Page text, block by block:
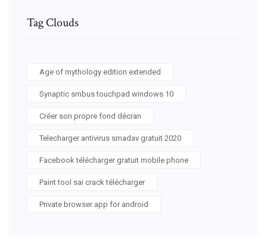
Tag Clouds
Age of mythology edition extended
Synaptic smbus touchpad windows 10
Créer son propre fond décran
Telecharger antivirus smadav gratuit 2020
Facebook télécharger gratuit mobile phone
Paint tool sai crack télécharger
Private browser app for android